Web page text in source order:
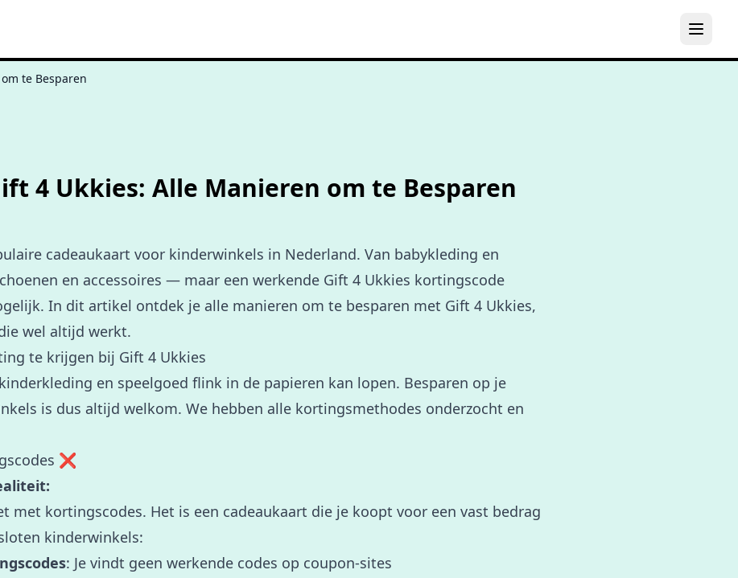
te Besparen
4 Ukkies: Alle Manieren om te Besparen
cadeaukaart voor kinderwinkels in Nederland. Van babykleding en
en accessoires — maar een werkende Gift 4 Ukkies kortingscode
In dit artikel ontdek je alle manieren om te besparen met Gift 4 Ukkies,
wel altijd werkt.
te krijgen bij Gift 4 Ukkies
en speelgoed flink in de papieren kan lopen. Besparen op je
is dus altijd welkom. We hebben alle kortingsmethodes onderzocht en
❌
met kortingscodes. Het is een cadeaukaart die je koopt voor een vast bedrag
kinderwinkels:
: Je vindt geen werkende codes op coupon-sites